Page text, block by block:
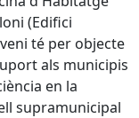
(Edifici
té per objecte
als municipis
en la
supramunicipal